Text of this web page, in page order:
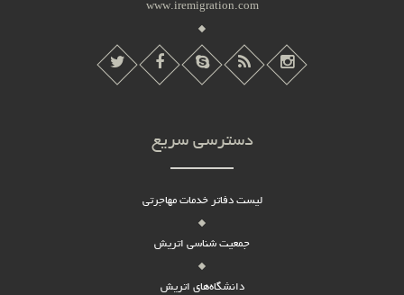
www.iremigration.com
دسترسی سریع
لیست دفاتر خدمات مهاجرتی
جمعیت شناسی اتریش
دانشگاه‌های اتریش